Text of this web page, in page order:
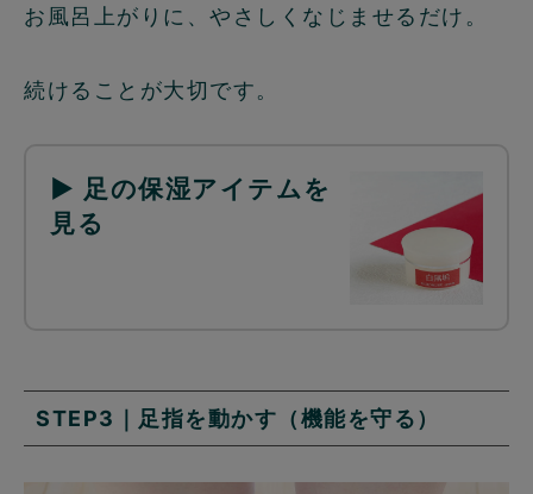
お風呂上がりに、やさしくなじませるだけ。
続けることが大切です。
▶ 足の保湿アイテムを
見る
STEP3｜足指を動かす（機能を守る）